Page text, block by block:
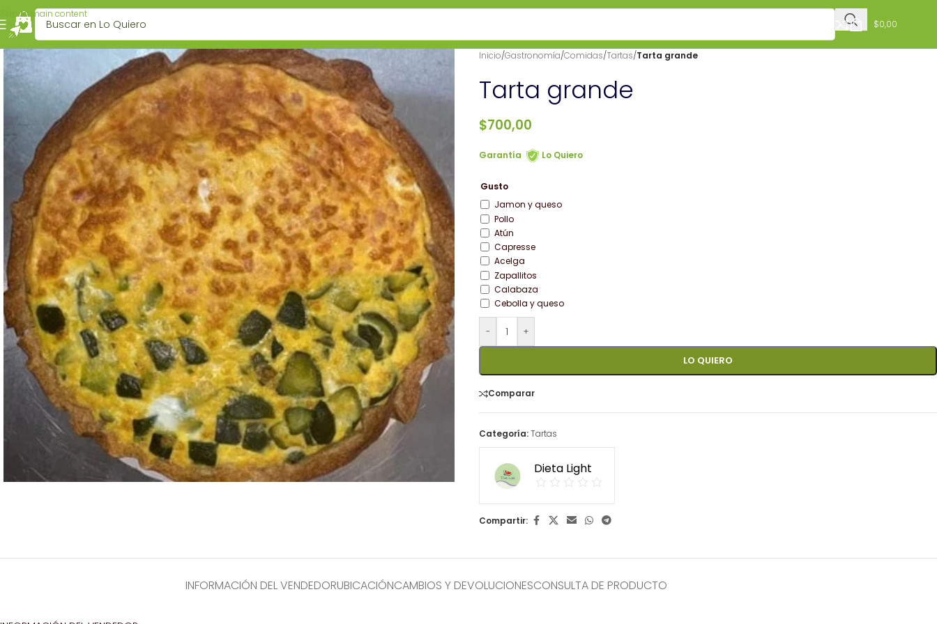
Skip to main content
$0,00
Inicio/Gastronomía/Comidas/Tartas/Tarta grande
Tarta grande
$700,00
Garantía Lo Quiero
Gusto
Jamon y queso
Pollo
Atún
Capresse
Acelga
Zapallitos
Calabaza
Cebolla y queso
- +
LO QUIERO
Comparar
Categoría:Tartas
Dieta Light
Compartir:
INFORMACIÓN DEL VENDEDORUBICACIÓNCAMBIOS Y DEVOLUCIONESCONSULTA DE PRODUCTO